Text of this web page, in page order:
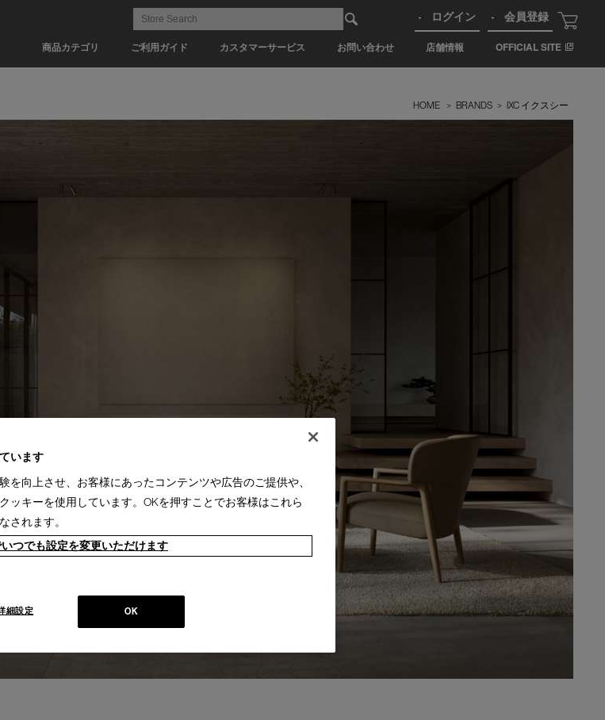
商品カテゴリ ご利用ガイド カスタマーサービス お問い合わせ 店舗情報 OFFICIAL SITE
ログイン 会員登録
HOME > BRANDS > IXC イクスシー
います
を向上させ、お客様にあったコンテンツや広告のご提供や、
ッキーを使用しています。OKを押すことでお客様はこれら
されます。
つでも設定を変更いただけます
OK
細設定